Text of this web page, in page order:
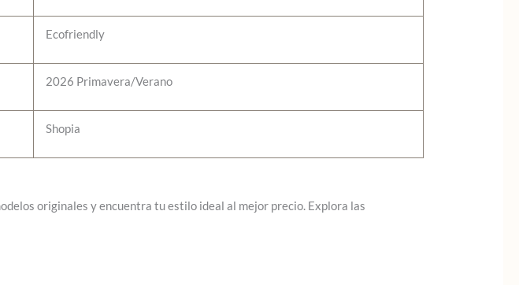
Ecofriendly
2026 Primavera/Verano
Shopia
originales y encuentra tu estilo ideal al mejor precio. Explora las